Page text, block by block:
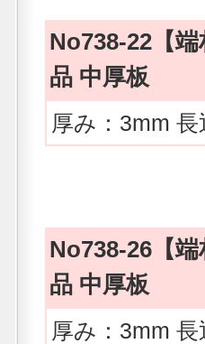
No738-22【
品 中厚板
厚み：3mm
No738-26【
品 中厚板
厚み：3mm